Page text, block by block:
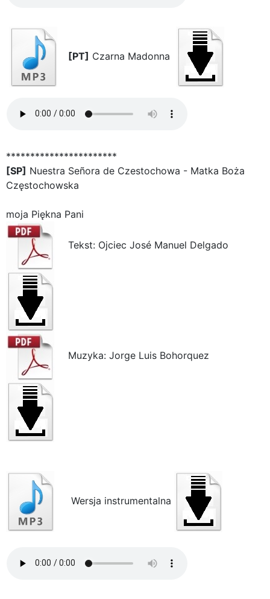
[PT] Czarna Madonna
***********************
[SP] Nuestra Señora de Czestochowa - Matka Boża
Częstochowska
moja Piękna Pani
Tekst: Ojciec José Manuel Delgado
Muzyka: Jorge Luis Bohorquez
Wersja instrumentalna